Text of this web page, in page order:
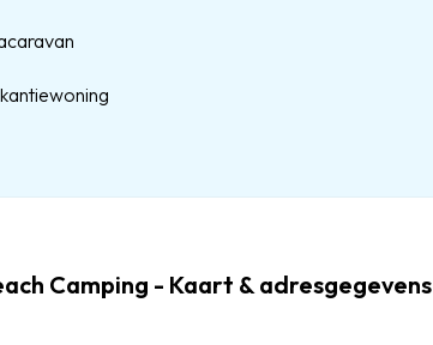
Camping - Kaart & adresgegevens